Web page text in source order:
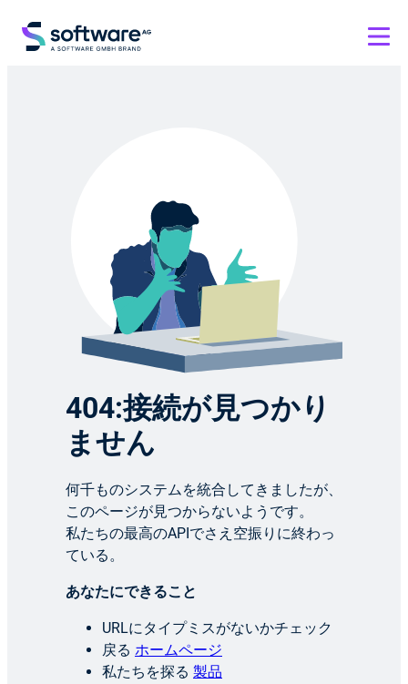
404:接続が見つかり
ません
何千ものシステムを統合してきましたが、
このページが見つからないようです。
私たちの最高のAPIでさえ空振りに終わっ
ている。
あなたにできること
URLにタイプミスがないかチェック
戻る ホームページ
私たちを探る 製品